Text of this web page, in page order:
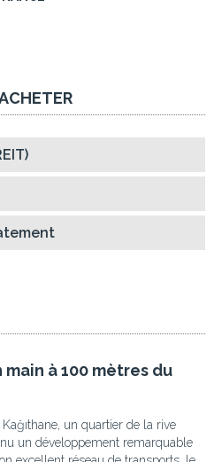
à 100 mètres du
un quartier de la rive
un développement remarquable